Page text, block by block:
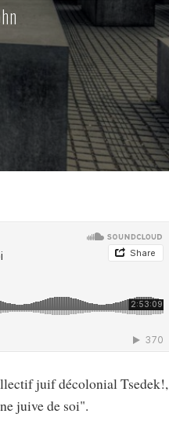
juif décolonial Tsedek!,
juive de soi".